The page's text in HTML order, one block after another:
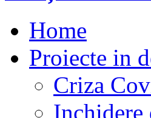
Home
Proiecte in
Criza
Inchidere